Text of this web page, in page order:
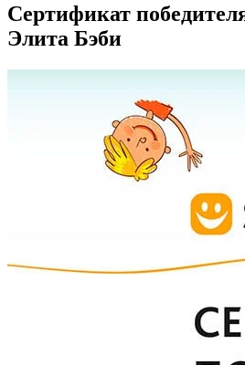
Сертификат
Элита Бэби